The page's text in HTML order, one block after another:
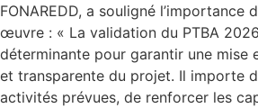
FONAREDD, a souligné l’importance
œuvre : « La validation du PTBA
déterminante pour garantir une
et transparente du projet. Il importe
activités prévues, de renforcer les